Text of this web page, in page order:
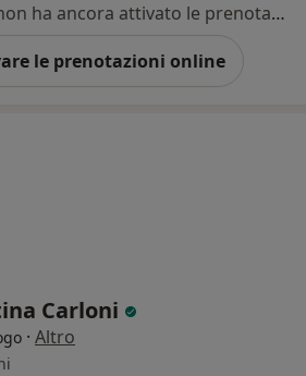
Questo dottore non ha ancora attivato le prenotazioni online presso questo indirizzo.
le prenotazioni online
Carloni
· Altro